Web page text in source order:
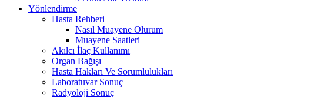
Yönlendirme
Hasta Rehberi
Nasıl Muayene Olurum
Muayene Saatleri
Akılcı İlaç Kullanımı
Organ Bağışı
Hasta Hakları Ve Sorumlulukları
Laboratuvar Sonuç
Radyoloji Sonuç